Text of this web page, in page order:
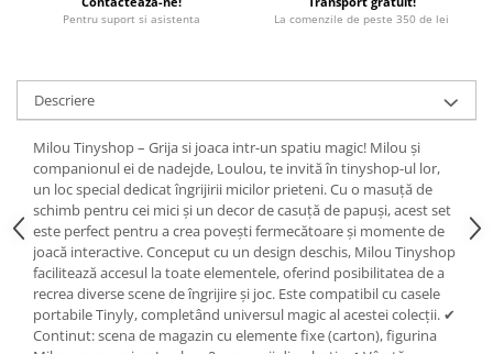
Pentru suport si asistenta La comenzile de peste 350 de lei
Descriere
Milou Tinyshop – Grija si joaca intr-un spatiu magic! Milou și
companionul ei de nadejde, Loulou, te invită în tinyshop-ul lor,
un loc special dedicat îngrijirii micilor prieteni. Cu o masuță de
schimb pentru cei mici și un decor de casuță de papuși, acest set
este perfect pentru a crea povești fermecătoare și momente de
joacă interactive. Conceput cu un design deschis, Milou Tinyshop
facilitează accesul la toate elementele, oferind posibilitatea de a
recrea diverse scene de îngrijire și joc. Este compatibil cu casele
portabile Tinyly, completând universul magic al acestei colecții. ✔
Continut: scena de magazin cu elemente fixe (carton), figurina